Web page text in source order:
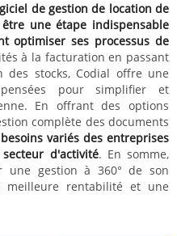
de gestion de location de
une étape indispensable
optimiser ses processus de
à la facturation en passant
stocks, Codial offre une
pour simplifier et
En offrant des options
complète des documents
variés des entreprises
d'activité. En somme,
une gestion à 360° de son
meilleure rentabilité et une